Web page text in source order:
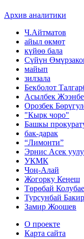
Архив аналитики
Ч.Айтматов
айыл өкмөт
күйөө бала
Сүйүн
майып
зилзала
Бекболот
Асылбек
Орозбек
"Кырк чоро"
Башкы
бак-дарак
“Лимонти”
Эрнис Асек уулу
УКМК
Чоң-Алай
Жогорку Кеӊеш
Төрөбай
Турсунбай
Замир Жоошев
О проекте
Карта сайта